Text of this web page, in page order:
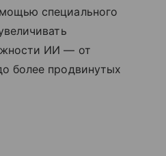
специального
ИИ — от
более продвинутых